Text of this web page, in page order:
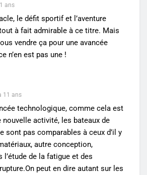
ans
le défit sportif et l’aventure
à fait admirable à ce titre. Mais
vendre ça pour une avancée
n’en est pas une !
11 ans
technologique, comme cela est
nouvelle activité, les bateaux de
sont pas comparables à ceux d’il y
autre conception,
l’étude de la fatigue et des
peut en dire autant sur les